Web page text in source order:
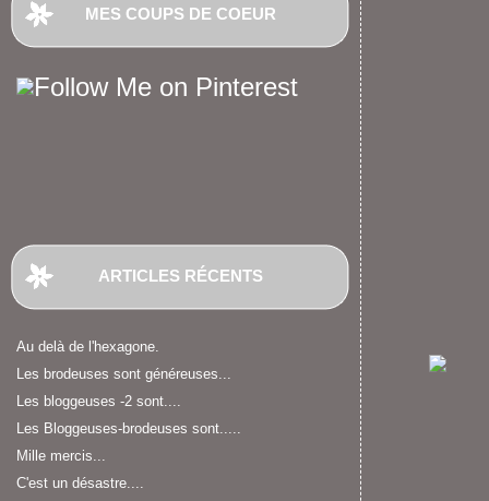
MES COUPS DE COEUR
ARTICLES RÉCENTS
Au delà de l'hexagone.
Les brodeuses sont généreuses...
Les bloggeuses -2 sont....
Les Bloggeuses-brodeuses sont.....
Mille mercis...
C'est un désastre....